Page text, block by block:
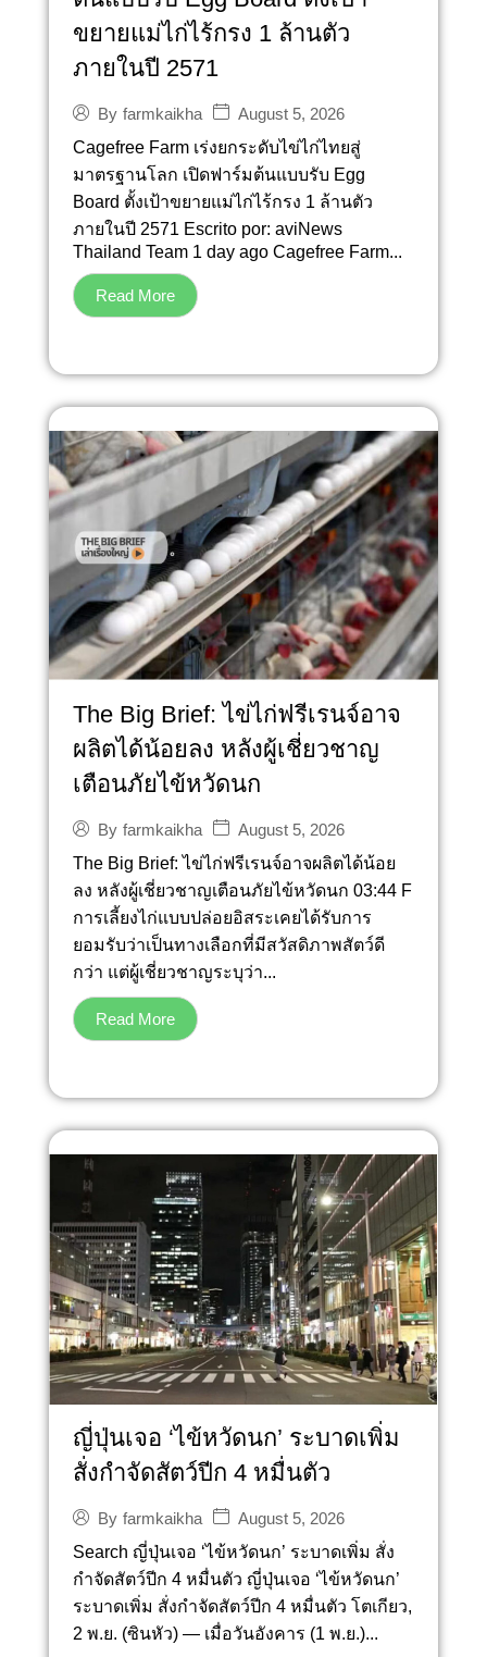
ขยายแม่ไก่ไร้กรง 1 ล้านตัว
ภายในปี 2571
By farmkaikha
August 5, 2026
Cagefree Farm เร่งยกระดับไข่ไก่ไทยสู่
มาตรฐานโลก เปิดฟาร์มต้นแบบรับ Egg
Board ตั้งเป้าขยายแม่ไก่ไร้กรง 1 ล้านตัว
ภายในปี 2571 Escrito por: aviNews
Thailand Team 1 day ago Cagefree Farm...
Read More
The Big Brief: ไข่ไก่ฟรีเรนจ์อาจ
ผลิตได้น้อยลง หลังผู้เชี่ยวชาญ
เตือนภัยไข้หวัดนก
By farmkaikha
August 5, 2026
The Big Brief: ไข่ไก่ฟรีเรนจ์อาจผลิตได้น้อย
ลง หลังผู้เชี่ยวชาญเตือนภัยไข้หวัดนก 03:44 F
การเลี้ยงไก่แบบปล่อยอิสระเคยได้รับการ
ยอมรับว่าเป็นทางเลือกที่มีสวัสดิภาพสัตว์ดี
กว่า แต่ผู้เชี่ยวชาญระบุว่า...
Read More
ญี่ปุ่นเจอ ‘ไข้หวัดนก’ ระบาดเพิ่ม
สั่งกำจัดสัตว์ปีก 4 หมื่นตัว
By farmkaikha
August 5, 2026
Search ญี่ปุ่นเจอ ‘ไข้หวัดนก’ ระบาดเพิ่ม สั่ง
กำจัดสัตว์ปีก 4 หมื่นตัว ญี่ปุ่นเจอ ‘ไข้หวัดนก’
ระบาดเพิ่ม สั่งกำจัดสัตว์ปีก 4 หมื่นตัว โตเกียว,
2 พ.ย. (ซินหัว) — เมื่อวันอังคาร (1 พ.ย.)...